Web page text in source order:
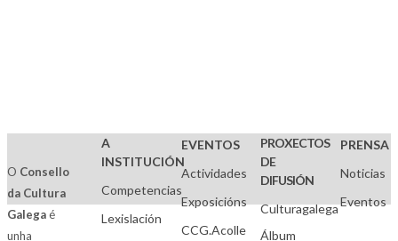
O Consello
da Cultura
Galegaé
unha
A
INSTITUCIÓN
Competencias
Lexislación
EVENTOS
Actividades
Exposicións
CCG.Acolle
PROXECTOS
DE
DIFUSIÓN
Culturagalega
Álbum
PRENSA
Noticias
Eventos